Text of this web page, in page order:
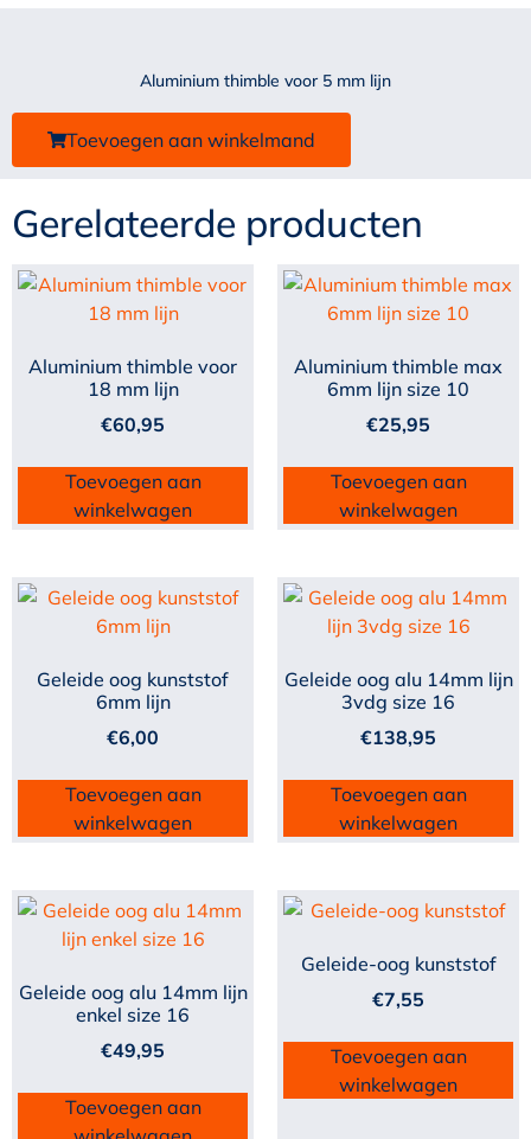
Aluminium thimble voor 5 mm lijn
Toevoegen aan winkelmand
Gerelateerde producten
Aluminium thimble voor
18 mm lijn
€60,95
Toevoegen aan
winkelwagen
Aluminium thimble max
6mm lijn size 10
€25,95
Toevoegen aan
winkelwagen
Geleide oog kunststof
6mm lijn
€6,00
Toevoegen aan
winkelwagen
Geleide oog alu 14mm lijn
3vdg size 16
€138,95
Toevoegen aan
winkelwagen
Geleide oog alu 14mm lijn
enkel size 16
€49,95
Toevoegen aan
Geleide-oog kunststof
€7,55
Toevoegen aan
winkelwagen